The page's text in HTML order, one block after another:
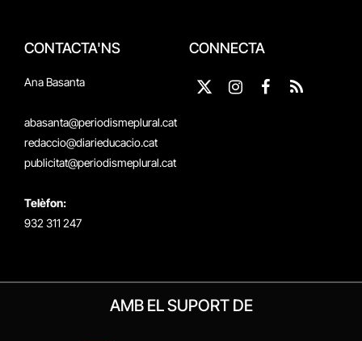
CONTACTA'NS
Ana Basanta
abasanta@periodismeplural.cat
redaccio@diarieducacio.cat
publicitat@periodismeplural.cat
Telèfon:
932 311 247
CONNECTA
X
Instagram
Facebook
RSS
AMB EL SUPORT DE